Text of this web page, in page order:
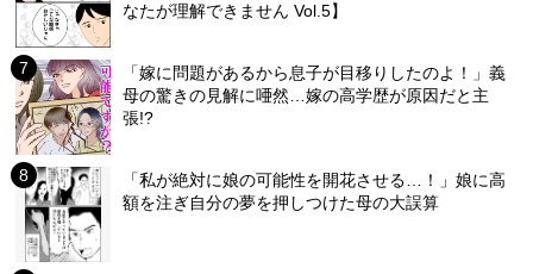
なたが理解できません Vol.5】
「嫁に問題があるから息子が目移りしたのよ！」義
母の驚きの見解に唖然…嫁の高学歴が原因だと主
張!?
「私が絶対に娘の可能性を開花させる…！」娘に高
額を注ぎ自分の夢を押しつけた母の大誤算